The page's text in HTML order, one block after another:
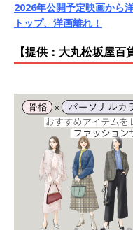
2026年公開予定映画から
トップ、洋画離れ！
【提供：大丸松坂屋百